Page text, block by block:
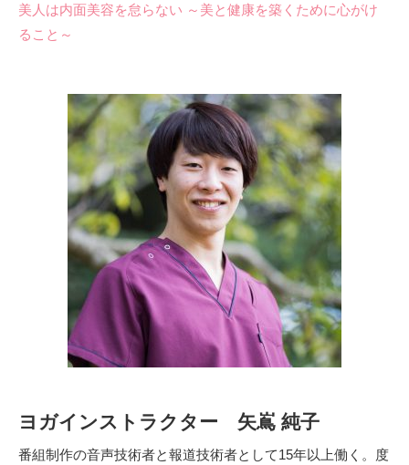
美人は内面美容を怠らない ～美と健康を築くために心がけ
ること～
ヨガインストラクター 矢嶌 純子
番組制作の音声技術者と報道技術者として15年以上働く。度